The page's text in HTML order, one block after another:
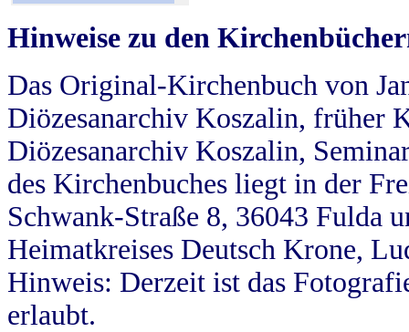
Hinweise zu den
Das Original-Kirchenbuch von
Diözesanarchiv Koszalin, früher
Diözesanarchiv Koszalin,
des Kirchenbuches liegt in der
Schwank-Straße 8, 36043 Fulda
Heimatkreises Deutsch Krone,
Hinweis: Derzeit ist das
erlaubt.